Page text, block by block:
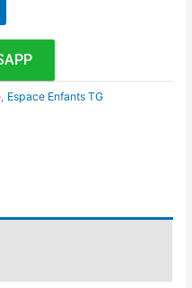
Espace Enfants TG